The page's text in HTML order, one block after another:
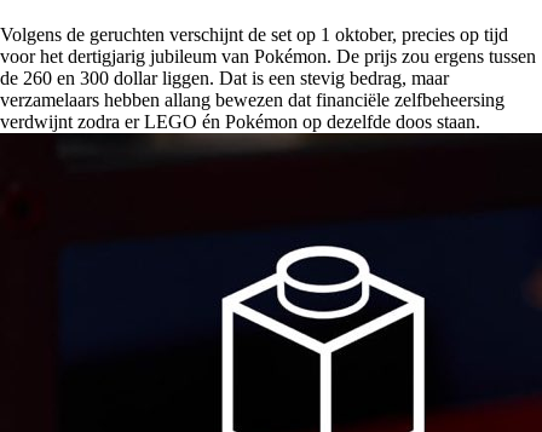
Volgens de geruchten verschijnt de set op 1 oktober, precies op tijd
voor het dertigjarig jubileum van Pokémon. De prijs zou ergens tussen
de 260 en 300 dollar liggen. Dat is een stevig bedrag, maar
verzamelaars hebben allang bewezen dat financiële zelfbeheersing
verdwijnt zodra er LEGO én Pokémon op dezelfde doos staan.